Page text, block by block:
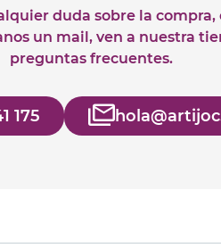
duda sobre la
un mail, ven a nuestra
preguntas frecuentes.
175